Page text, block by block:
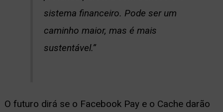
sistema financeiro. Pode ser um
caminho maior, mas é mais
sustentável.”
O futuro dirá se o Facebook Pay e o Cache darão